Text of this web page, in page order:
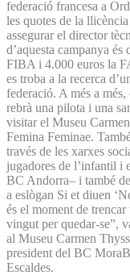
federació francesa a
les quotes de la
assegurar el director
d’aquesta campanya
FIBA i 4.000 euros la
es troba a la recerca
federació. A més a
rebrà una pilota i una
visitar el Museu
Femina Feminae.
través de les xarxes
jugadores de l’infantil i
BC Andorra– i també
a eslògan Si et diuen
és el moment de
vingut per quedar-se”,
al Museu Carmen
president del BC
Escaldes.